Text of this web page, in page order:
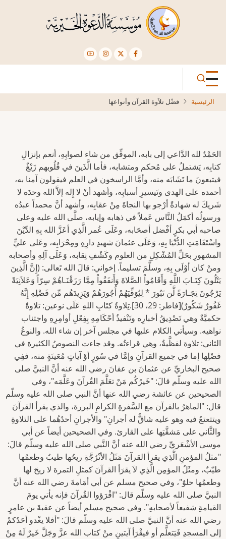
الرئيسية فضْل تلاَوة القرآن وأنواعهَا
الحَمْدُ لله الدَّاعي إلى بابه، الموفِّق من شاء لصوابِهِ، أنعم بإنزالِ
كتابِه، يَشتملُ على مُحكم ومتشابه، فأما الَّذَينَ في قُلُوبهم زَيْغٌ
فيتبعونَ ما تَشَابَه منه، وأمَّا الراسخون في العلم فيقولون آمنا به،
أحمده على الهدى وتَيسيرِ أسبابِه، وأشهد أنْ لا إِله إلاَّ الله وحدَه لا
شَريكَ له شهادةً أرْجو بها النجاةَ مِنْ عقابِه، وأشهد أنَّ محمداً عبدُه
ورسولُه أكمَلُ النَّاس عَملاً في ذهابه وإيابه، صلَّى الله عليه وعلى
صاحبه أبي بكرٍ أفْضل أصحَابه، وعَلَى عُمر الَّذِي أعَزَّ الله بِهِ الدِّيْنَ
واسْتَقَامَتِ الدُّنْيَا بِهِ، وَعَلَى عثمانَ شهيدِ دارِهِ ومِحْرَابِه، وعَلى عليٍّ
المشهورِ بحَلِّ المُشْكِلِ من العلوم وكَشْفِ نِقابه، وَعَلَى آلِهِ وأصحابه
ومنْ كان أوْلَى بِهِ، وسلَّمَ تسليماً. إخواني: قالَ الله تَعالى: (إِنَّ الَّذِينَ
يَتْلُونَ كِتَـابَ اللَّهِ وَأَقَامُواْ الصَّلاةَ وَأَنفَقُواْ مِمَّا رَزَقْنَـاهُمْ سِرّاً وَعَلاَنِيَةً
يَرْجُونَ تِجَـارَةً لَّن تَبُورَ * لِيُوَفِّيَهُمْ أُجُورَهُمْ وَيَزِيدَهُم مِّن فَضْلِهِ إِنَّهُ
غَفُورٌ شَكُورٌ)[فاطر: 29، 30].تِلاوةُ كتَابِ اللهِ عَلَى نوعين: تلاوةٌ
حكميَّةٌ وهي تَصْدِيقُ أخبارِه وتَنْفيذُ أحْكَامِهِ بِفِعْلِ أوامِرِهِ واجتناب
نواهيه. وسيأتي الكلام عليها في مجلس آخر إن شاء الله. والنوعُ
الثاني: تلاوة لفظَّيةٌ، وهي قراءتُه. وقد جاءت النصوصُ الكثيرة في
فضْلِها إما في جميع القرآنِ وإمَّا في سُورٍ أوْ آياتٍ مُعَينَةٍ منه، ففِي
صحيح البخاريِّ عن عثمانَ بن عفانَ رضي الله عنه أنَّ النبيَّ صلى
الله عليه وسلّم قالَ: "خَيرُكُم مَنْ تعَلَّمَ القُرآنَ وعَلَّمَه"، وفي
الصحيحين عن عائشة رضي الله عنها أنَّ النبي صلى الله عليه وسلّم
قال: "الماهرُ بالقرآن مع السَّفرةِ الكرامِ البررة، والذي يقرأ القرآنَ
ويتتعتعُ فيه وهو عليه شاقٌّ له أجرانِ" والأجرانِ أحدُهُما على التلاوةِ
والثَّاني على مَشقَّتِها على القارئ. وفي الصحيحين أيضاً عن أبي
موسى الأشْعَريِّ رضي الله عنه أنَّ النَّبي صلى الله عليه وسلّم قالَ:
"مثلُ المؤمنِ الَّذِي يقرأ القرآنَ مَثَلُ الأتْرُجَّةِ ريحُها طيبٌ وطعمُها
طيّبٌ، ومثَلُ المؤمِن الَّذِي لاَ يقرَأ القرآنَ كمثلِ التمرة لا ريحَ لها
وطعمُها حلوٌ"، وفي صحيح مسلم عن أبي أمَامةَ رضي الله عنه أنَّ
النبيَّ صلى الله عليه وسلّم قال: "اقْرَؤوا القُرآنَ فإنه يأتي يومَ
القيامةِ شفيعاً لأصحابهِ". وفي صحيح مسلم أيضاً عن عقبةَ بن عامرٍ
رضي الله عنه أنَّ النبيَّ صلى الله عليه وسلّم قالَ: "أفلا يغْدو أحَدُكمْ
إلى المسجدِ فَيَتعلَّم أو فيقْرَأ آيتينِ منْ كتاب الله عزَّ وجَلَّ خَيرٌ لَهُ مِنْ